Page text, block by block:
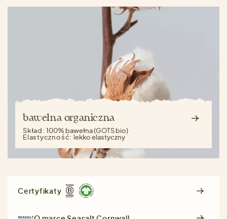
bawełna organiczna
Skład:100% bawełna (GOTS bio)
Elastyczność: lekko elastyczny
Certyfikaty